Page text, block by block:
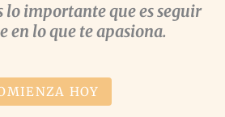
lo importante que es seguir
en lo que te apasiona.
HOY